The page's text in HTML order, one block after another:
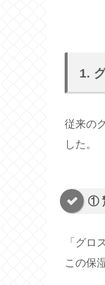
1.
従来の
した。
①
「グロ
この保